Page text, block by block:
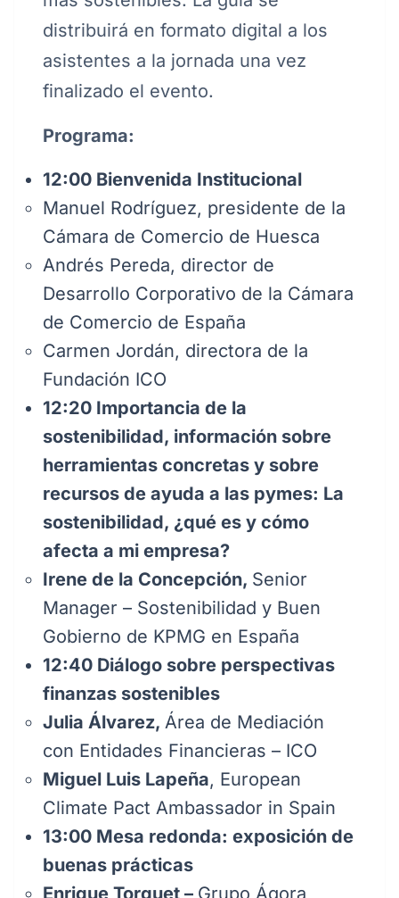
distribuirá en formato digital a los
asistentes a la jornada una vez
finalizado el evento.
Programa:
12:00 Bienvenida Institucional
Manuel Rodríguez, presidente de la
Cámara de Comercio de Huesca
Andrés Pereda, director de
Desarrollo Corporativo de la Cámara
de Comercio de España
Carmen Jordán, directora de la
Fundación ICO
12:20 Importancia de la
sostenibilidad, información sobre
herramientas concretas y sobre
recursos de ayuda a las pymes: La
sostenibilidad, ¿qué es y cómo
afecta a mi empresa?
Irene de la Concepción, Senior
Manager – Sostenibilidad y Buen
Gobierno de KPMG en España
12:40 Diálogo sobre perspectivas
finanzas sostenibles
Julia Álvarez, Área de Mediación
con Entidades Financieras – ICO
Miguel Luis Lapeña, European
Climate Pact Ambassador in Spain
13:00 Mesa redonda: exposición de
buenas prácticas
Enrique Torguet – Grupo Ágora